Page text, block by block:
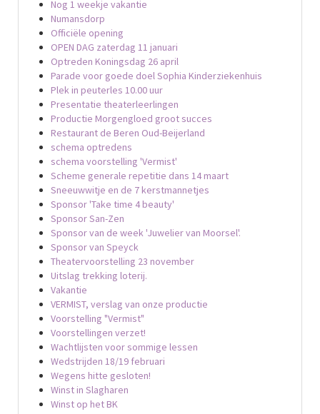
Nog 1 weekje vakantie
Numansdorp
Officiële opening
OPEN DAG zaterdag 11 januari
Optreden Koningsdag 26 april
Parade voor goede doel Sophia Kinderziekenhuis
Plek in peuterles 10.00 uur
Presentatie theaterleerlingen
Productie Morgengloed groot succes
Restaurant de Beren Oud-Beijerland
schema optredens
schema voorstelling 'Vermist'
Scheme generale repetitie dans 14 maart
Sneeuwwitje en de 7 kerstmannetjes
Sponsor 'Take time 4 beauty'
Sponsor San-Zen
Sponsor van de week 'Juwelier van Moorsel'.
Sponsor van Speyck
Theatervoorstelling 23 november
Uitslag trekking loterij.
Vakantie
VERMIST, verslag van onze productie
Voorstelling "Vermist"
Voorstellingen verzet!
Wachtlijsten voor sommige lessen
Wedstrijden 18/19 februari
Wegens hitte gesloten!
Winst in Slagharen
Winst op het BK